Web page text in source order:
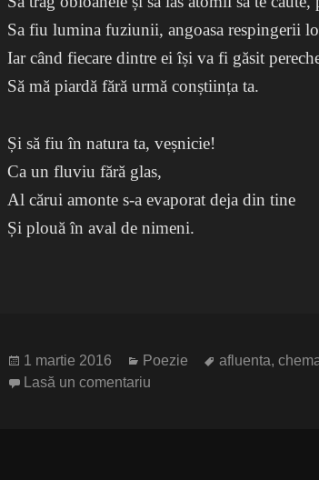
Sa fiu lumina fuziunii, angoasa respingerii
Iar când fiecare dintre ei își va fi găsit
Să mă piardă fără urmă conștiința ta.
Și să fiu în natura ta, veșnicie!
Ca un fluviu fără glas,
Al cărui amonte s-a evaporat deja din tine
Și plouă în aval de nimeni.
Publicat
pe
1 martie 2016 Categorii
Poezie Etichete
afluenta,
Lasă un comentariu